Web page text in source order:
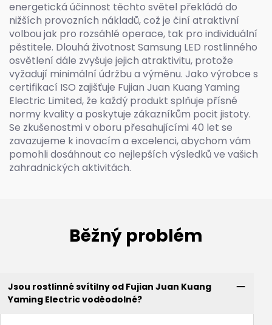
energetická účinnost těchto světel překládá do
nižších provozních nákladů, což je činí atraktivní
volbou jak pro rozsáhlé operace, tak pro individuální
pěstitele. Dlouhá životnost Samsung LED rostlinného
osvětlení dále zvyšuje jejich atraktivitu, protože
vyžadují minimální údržbu a výměnu. Jako výrobce s
certifikací ISO zajišťuje Fujian Juan Kuang Yaming
Electric Limited, že každý produkt splňuje přísné
normy kvality a poskytuje zákazníkům pocit jistoty.
Se zkušenostmi v oboru přesahujícími 40 let se
zavazujeme k inovacím a excelenci, abychom vám
pomohli dosáhnout co nejlepších výsledků ve vašich
zahradnických aktivitách.
Běžný problém
Jsou rostlinné svítilny od Fujian Juan Kuang
Yaming Electric voděodolné?